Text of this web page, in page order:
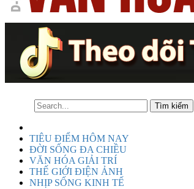
TIÊU ĐIỂM HÔM NAY
ĐỜI SỐNG ĐA CHIỀU
VĂN HÓA GIẢI TRÍ
THẾ GIỚI ĐIỆN ẢNH
NHỊP SỐNG KINH TẾ